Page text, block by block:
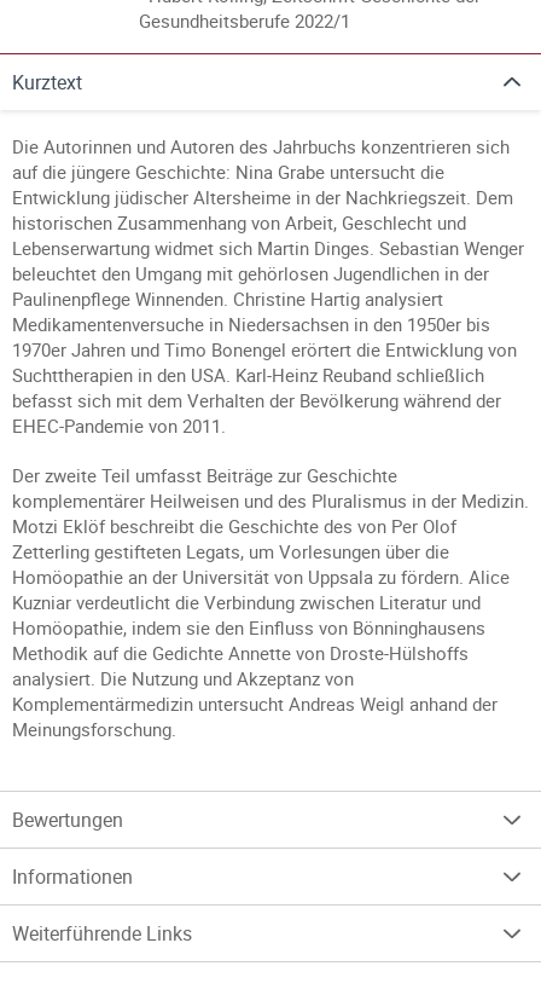
Gesundheitsberufe 2022/1
Kurztext
Die Autorinnen und Autoren des Jahrbuchs konzentrieren sich
auf die jüngere Geschichte: Nina Grabe untersucht die
Entwicklung jüdischer Altersheime in der Nachkriegszeit. Dem
historischen Zusammenhang von Arbeit, Geschlecht und
Lebenserwartung widmet sich Martin Dinges. Sebastian Wenger
beleuchtet den Umgang mit gehörlosen Jugendlichen in der
Paulinenpflege Winnenden. Christine Hartig analysiert
Medikamentenversuche in Niedersachsen in den 1950er bis
1970er Jahren und Timo Bonengel erörtert die Entwicklung von
Suchttherapien in den USA. Karl-Heinz Reuband schließlich
befasst sich mit dem Verhalten der Bevölkerung während der
EHEC-Pandemie von 2011.
Der zweite Teil umfasst Beiträge zur Geschichte
komplementärer Heilweisen und des Pluralismus in der Medizin.
Motzi Eklöf beschreibt die Geschichte des von Per Olof
Zetterling gestifteten Legats, um Vorlesungen über die
Homöopathie an der Universität von Uppsala zu fördern. Alice
Kuzniar verdeutlicht die Verbindung zwischen Literatur und
Homöopathie, indem sie den Einfluss von Bönninghausens
Methodik auf die Gedichte Annette von Droste-Hülshoffs
analysiert. Die Nutzung und Akzeptanz von
Komplementärmedizin untersucht Andreas Weigl anhand der
Meinungsforschung.
Bewertungen
Informationen
Weiterführende Links